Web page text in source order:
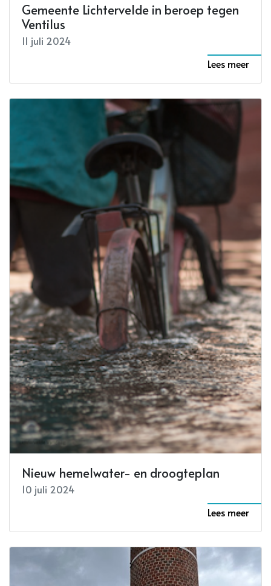
Gemeente Lichtervelde in beroep tegen
Ventilus
11 juli 2024
Lees meer
Nieuw hemelwater- en droogteplan
10 juli 2024
Lees meer